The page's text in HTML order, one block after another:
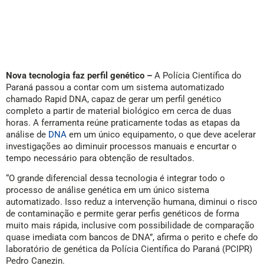
Nova tecnologia faz perfil genético – A Polícia Científica do
Paraná passou a contar com um sistema automatizado
chamado Rapid DNA, capaz de gerar um perfil genético
completo a partir de material biológico em cerca de duas
horas. A ferramenta reúne praticamente todas as etapas da
análise de DNA em um único equipamento, o que deve acelerar
investigações ao diminuir processos manuais e encurtar o
tempo necessário para obtenção de resultados.
“O grande diferencial dessa tecnologia é integrar todo o
processo de análise genética em um único sistema
automatizado. Isso reduz a intervenção humana, diminui o risco
de contaminação e permite gerar perfis genéticos de forma
muito mais rápida, inclusive com possibilidade de comparação
quase imediata com bancos de DNA”, afirma o perito e chefe do
laboratório de genética da Polícia Científica do Paraná (PCIPR)
Pedro Canezin.